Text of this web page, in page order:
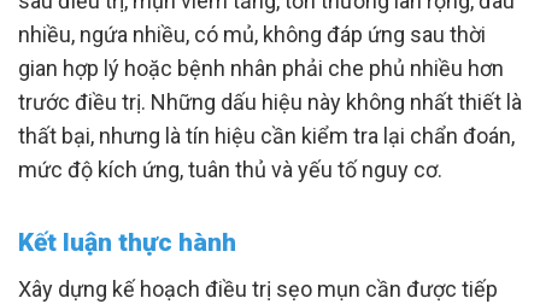
nhiều, ngứa nhiều, có mủ, không đáp ứng sau thời
gian hợp lý hoặc bệnh nhân phải che phủ nhiều hơn
trước điều trị. Những dấu hiệu này không nhất thiết là
thất bại, nhưng là tín hiệu cần kiểm tra lại chẩn đoán,
mức độ kích ứng, tuân thủ và yếu tố nguy cơ.
Kết luận thực hành
Xây dựng kế hoạch điều trị sẹo mụn cần được tiếp